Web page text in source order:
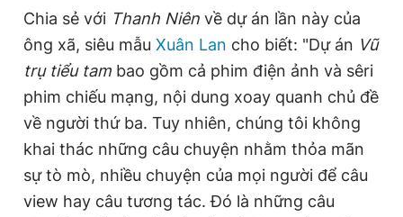
Giấy phép xuất bản số 110/GP - BTTTT cấp ngày 24.3.2020
© 2003-2026 Bản quyền thuộc về Báo Thanh Niên. Cấm sao
chép dưới mọi hình thức nếu không có sự chấp thuận bằng văn
bản. Phát triển bởi ePi Technologies, JSC.
Chia sẻ với Thanh Niên về dự án lần này của
ông xã, siêu mẫu Xuân Lan cho biết: "Dự án Vũ
trụ tiểu tam bao gồm cả phim điện ảnh và sêri
phim chiếu mạng, nội dung xoay quanh chủ đề
về người thứ ba. Tuy nhiên, chúng tôi không
khai thác những câu chuyện nhằm thỏa mãn
sự tò mò, nhiều chuyện của mọi người để câu
view hay câu tương tác. Đó là những câu